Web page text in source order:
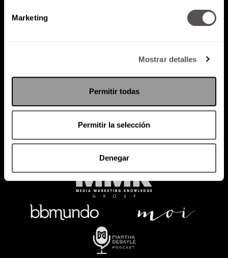
Marketing
Mostrar detalles
Permitir todas
Permitir la selección
Denegar
Política de Privacidad
PODCAST RADIO MARTHA EVENTOS
SACA TU ID